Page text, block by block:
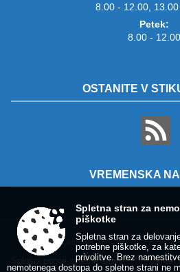
8.00 - 12.00,
Petek:
8.00 - 12.00
OSTANITE V
VREMENSKA
Zasnova, izvedba in
Splošni pogoji spletne strani | Center
Spletna stran za
piškotke
Spletna stran za
potrebne piškotke, za
privolitve. Brez
nemotenega dostopa do spletne strani ne